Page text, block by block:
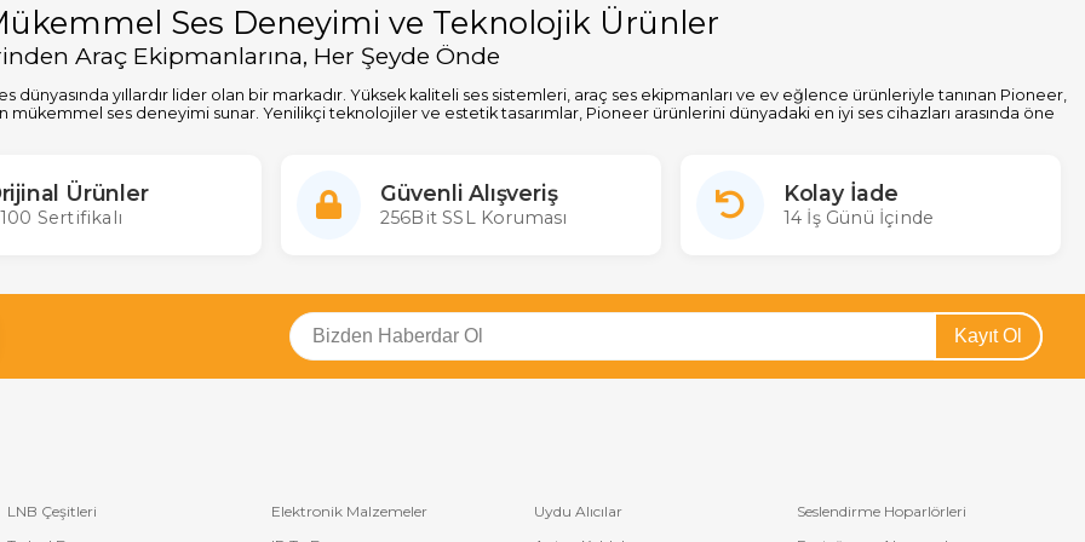
Ses Deneyimi ve Teknolojik Ürünler
Araç Ekipmanlarına, Her Şeyde Önde
dünyasında yıllardır lider olan bir markadır. Yüksek kaliteli ses sistemleri, araç ses ekipmanları ve ev eğlence ürünleriyle tanınan Pioneer,
mükemmel ses deneyimi sunar. Yenilikçi teknolojiler ve estetik tasarımlar, Pioneer ürünlerini dünyadaki en iyi ses cihazları arasında öne
sistemleri, hoparlörler ve amplifikatörler, ses tutkunları için mükemmel seçenekler sunar. Üstün ses kalitesi, netlik ve güçlü baslar ile
en üst seviyeye çıkarır. Pioneer, her türlü ses çözümüyle evde ve iş yerinde mükemmel bir atmosfer yaratır.
Sesin gücünü ve netliğini araç içinde hissetmek isteyenler için ideal bir seçimdir.
ve Mükemmel Tasarım
hissiyatı yaratabilirsiniz. Pioneer, eğlence dünyasında lider olmaya devam ediyor.
Ürünler
Sertifikalı
Güvenli Alışveriş
256Bit SSL Koruması
Kolay İade
14 İş Günü İçinde
Kayıt Ol
LNB Çeşitleri Elektronik Malzemeler Uydu Alıcılar
Seslendirme Hoparlörleri